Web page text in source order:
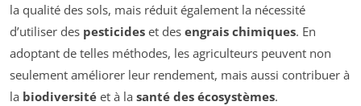
la qualité des sols, mais réduit également la nécessité
d’utiliser des pesticides et des engrais chimiques. En
adoptant de telles méthodes, les agriculteurs peuvent non
seulement améliorer leur rendement, mais aussi contribuer à
la biodiversité et à la santé des écosystèmes.